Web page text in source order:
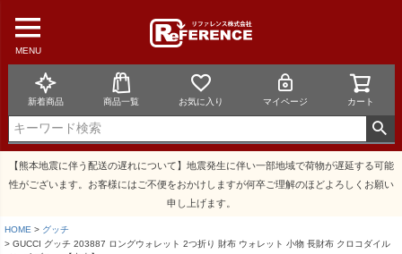
MENU
新着商品 商品一覧 お気に入り マイページ カート
【熊本地震に伴う配送の遅れについて】地震発生に伴い一部地域で荷物が遅延する可能
性がございます。お客様にはご不便をおかけしますが何卒ご理解のほどよろしくお願い
申し上げます。
HOME
グッチ
GUCCI グッチ 203887 ロングウォレット 2つ折り 財布 ウォレット 小物 長財布 クロコダイル